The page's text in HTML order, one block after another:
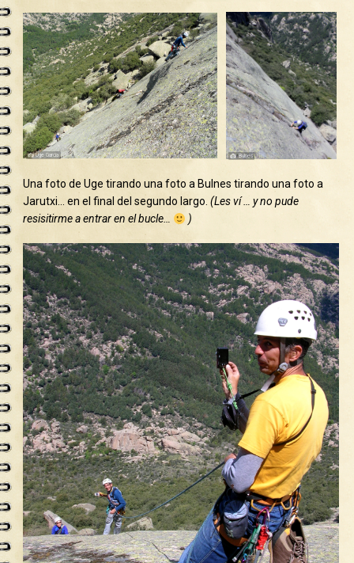
Una foto de Uge tirando una foto a Bulnes tirando una foto a
Jarutxi… en el final del segundo largo.(Les ví … y no pude
resisitirme a entrar en el bucle…
)